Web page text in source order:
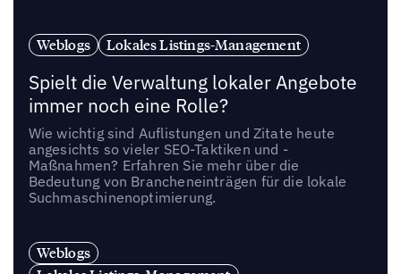
Weblogs Lokales Listings-Management
Spielt die Verwaltung lokaler Angebote
immer noch eine Rolle?
Wie wichtig sind Auflistungen und Zitate heute
angesichts so vieler SEO-Taktiken und -
Maßnahmen? Erfahren Sie mehr über die
Bedeutung von Brancheneinträgen für die lokale
Suchmaschinenoptimierung.
Weblogs